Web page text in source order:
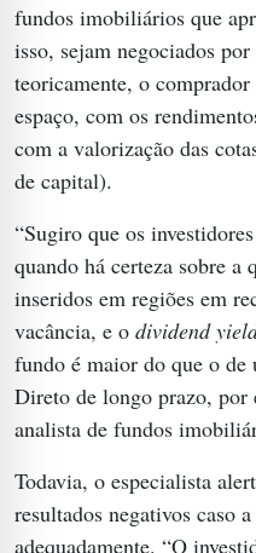
fundos imobiliários que
isso, sejam negociados
teoricamente, o
espaço, com os
com a valorização das
de capital).
“Sugiro que os
quando há certeza sobre a
inseridos em regiões em
vacância, e o dividend
fundo é maior do que o de
Direto de longo prazo, por
analista de fundos
Todavia, o especialista
resultados negativos caso
adequadamente. “O